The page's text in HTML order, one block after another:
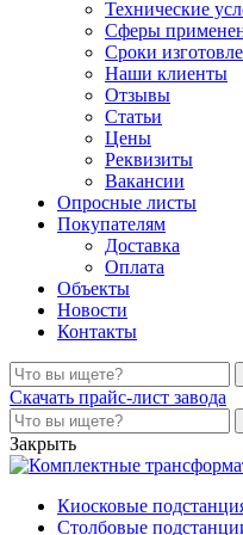
Технические
Сферы
Сроки
Наши клиенты
Отзывы
Статьи
Цены
Реквизиты
Вакансии
Опросные листы
Покупателям
Доставка
Оплата
Объекты
Новости
Контакты
Скачать прайс-лист завода
Закрыть
Киосковые
Столбовые